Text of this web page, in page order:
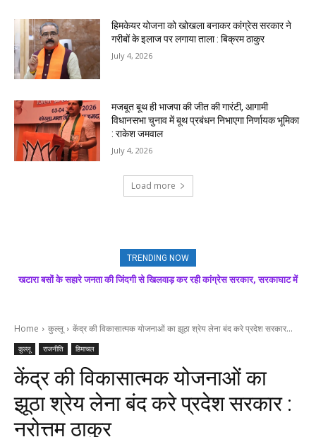
हिमकेयर योजना को खोखला बनाकर कांग्रेस सरकार ने
गरीबों के इलाज पर लगाया ताला : बिक्रम ठाकुर
July 4, 2026
मजबूत बूथ ही भाजपा की जीत की गारंटी, आगामी
विधानसभा चुनाव में बूथ प्रबंधन निभाएगा निर्णायक भूमिका
: राकेश जमवाल
July 4, 2026
Load more